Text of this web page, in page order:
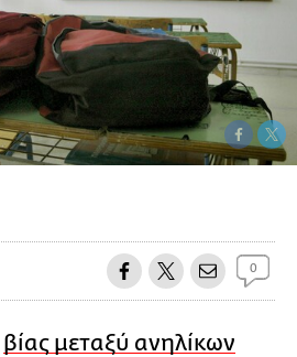
0
βίας μεταξύ ανηλίκων